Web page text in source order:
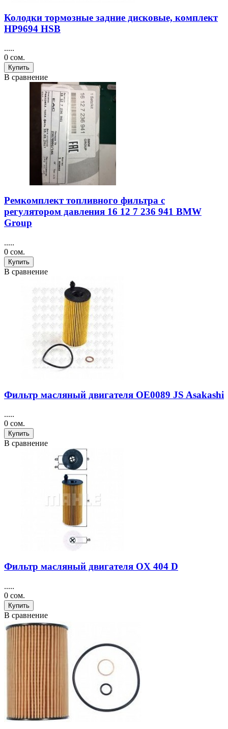
Колодки тормозные задние дисковые, комплект
HP9694 HSB
.....
0 сом.
Купить
В сравнение
Ремкомплект топливного фильтра с
регулятором давления 16 12 7 236 941 BMW
Group
.....
0 сом.
Купить
В сравнение
Фильтр масляный двигателя OE0089 JS Asakashi
.....
0 сом.
Купить
В сравнение
Фильтр масляный двигателя OX 404 D
.....
0 сом.
Купить
В сравнение